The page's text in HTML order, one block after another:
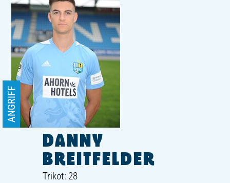
DANNY
BREITFELDER
ANGRIFF
Trikot: 28